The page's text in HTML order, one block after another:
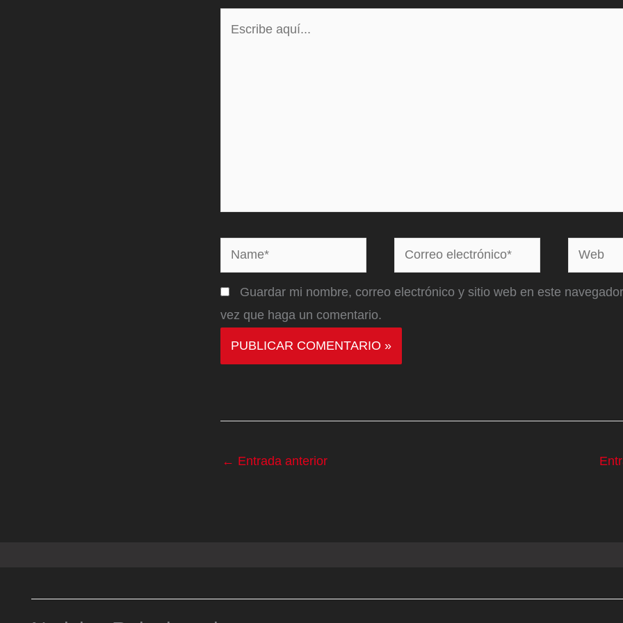
Name*
Correo
electrónico*
Web
Guardar mi nombre, correo electrónico y sitio web en este
vez que haga un comentario.
← Entrada anterior